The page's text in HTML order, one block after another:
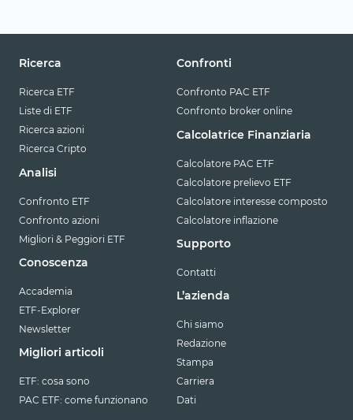
Ricerca
Ricerca ETF
Liste di ETF
Ricerca azioni
Ricerca Cripto
Analisi
Confronto ETF
Confronto azioni
Migliori & Peggiori ETF
Conoscenza
Accademia
ETF-Explorer
Newsletter
Migliori articoli
ETF: cosa sono
PAC ETF: come funzionano
Confronti
Confronto PAC ETF
Confronto broker online
Calcolatrice Finanziaria
Calcolatore PAC ETF
Calcolatore prelievo ETF
Calcolatore interesse composto
Calcolatore inflazione
Supporto
Contatti
L’azienda
Chi siamo
Redazione
Stampa
Carriera
Dati